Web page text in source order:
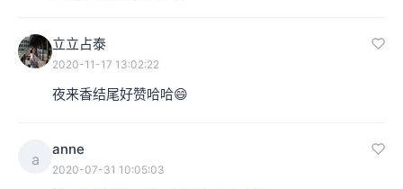
立立占泰
2020-11-17 13:02:22
夜来香结尾好赞哈哈😄
a
anne
2020-07-31 10:05:03